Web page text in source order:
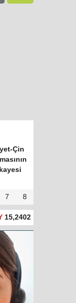
Çin
7 8
15,2402